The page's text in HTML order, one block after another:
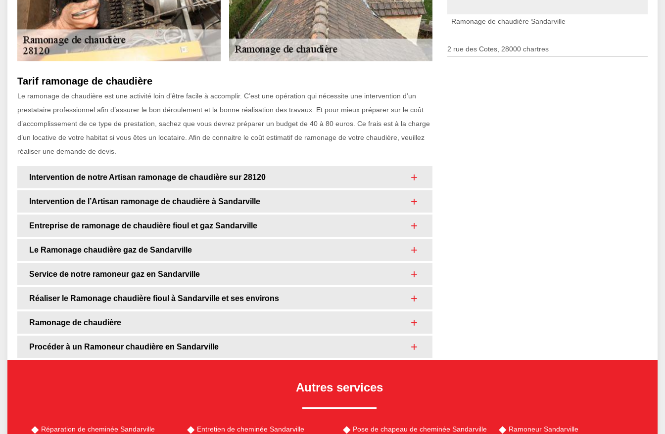
Tarif ramonage de chaudière
Le ramonage de chaudière est une activité loin d’être facile à accomplir. C’est une opération qui nécessite une intervention d’un
prestataire professionnel afin d’assurer le bon déroulement et la bonne réalisation des travaux. Et pour mieux préparer sur le coût
d’accomplissement de ce type de prestation, sachez que vous devrez préparer un budget de 40 à 80 euros. Ce frais est à la charge
d’un locative de votre habitat si vous êtes un locataire. Afin de connaitre le coût estimatif de ramonage de votre chaudière, veuillez
réaliser une demande de devis.
Intervention de notre Artisan ramonage de chaudière sur 28120
Intervention de l’Artisan ramonage de chaudière à Sandarville
Entreprise de ramonage de chaudière fioul et gaz Sandarville
Le Ramonage chaudière gaz de Sandarville
Service de notre ramoneur gaz en Sandarville
Réaliser le Ramonage chaudière fioul à Sandarville et ses environs
Ramonage de chaudière
Procéder à un Ramoneur chaudière en Sandarville
Ramonage de chaudière Sandarville
2 rue des Cotes, 28000 chartres
Autres services
Réparation de cheminée Sandarville Entretien de cheminée Sandarville Pose de chapeau de cheminée Sandarville Ramoneur Sandarville